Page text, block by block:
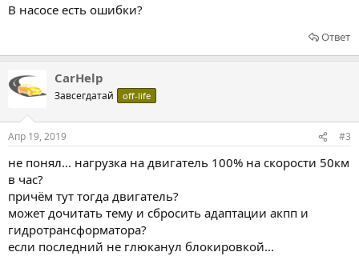
В насосе есть ошибки?
Ответ
CarHelp
Завсегдатай off-life
Апр 19, 2019 #3
не понял... нагрузка на двигатель 100% на скорости 50км
в час?
причём тут тогда двигатель?
может дочитать тему и сбросить адаптации акпп и
гидротрансформатора?
если последний не глюканул блокировкой...